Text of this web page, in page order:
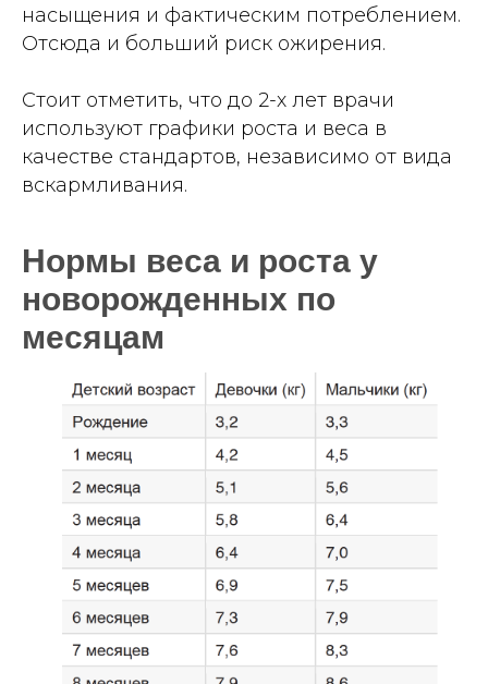
насыщения и фактическим потреблением.
Отсюда и больший риск ожирения.
Стоит отметить, что до 2-х лет врачи
используют графики роста и веса в
качестве стандартов, независимо от вида
вскармливания.
Нормы веса и роста у
новорожденных по
месяцам